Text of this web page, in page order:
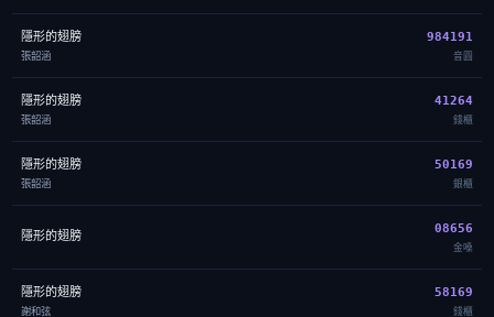
隱形的翅膀
張韶涵
984191
音圓
隱形的翅膀
張韶涵
41264
錢櫃
隱形的翅膀
張韶涵
50169
銀櫃
隱形的翅膀 08656
金嗓
隱形的翅膀
謝和弦
58169
錢櫃